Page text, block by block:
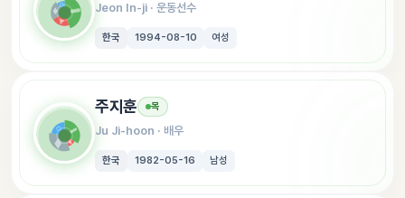
Jeon In-ji · 운동선수
한국 1994-08-10 여성
주지훈 목
Ju Ji-hoon · 배우
한국 1982-05-16 남성